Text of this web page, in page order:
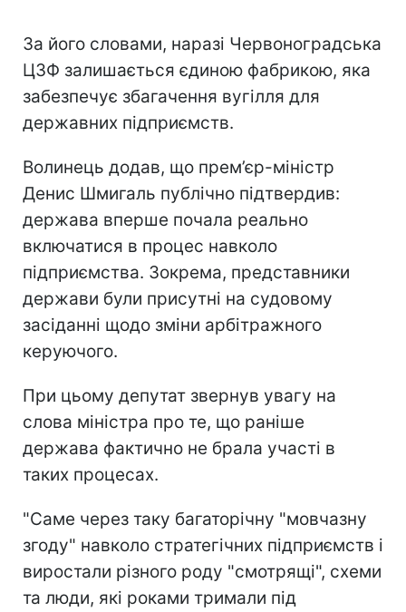
За його словами, наразі Червоноградська
ЦЗФ залишається єдиною фабрикою, яка
забезпечує збагачення вугілля для
державних підприємств.
Волинець додав, що прем’єр-міністр
Денис Шмигаль публічно підтвердив:
держава вперше почала реально
включатися в процес навколо
підприємства. Зокрема, представники
держави були присутні на судовому
засіданні щодо зміни арбітражного
керуючого.
При цьому депутат звернув увагу на
слова міністра про те, що раніше
держава фактично не брала участі в
таких процесах.
"Саме через таку багаторічну "мовчазну
згоду" навколо стратегічних підприємств і
виростали різного роду "смотрящі", схеми
та люди, які роками тримали під